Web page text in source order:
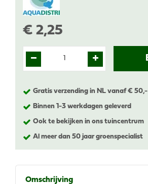
€ 2,25
Gratis verzending in NL vanaf € 50,-
Binnen 1-3 werkdagen geleverd
Ook te bekijken in ons tuincentrum
Al meer dan 50 jaar groenspecialist
Omschrijving